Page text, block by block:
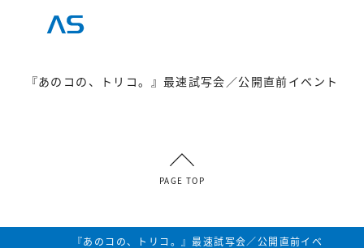
『あのコの、トリコ。』最速試写会／公開直前イベント
PAGE TOP
『あのコの、トリコ。』最速試写会／公開直前イベ